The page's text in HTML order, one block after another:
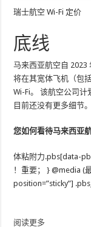
瑞士航空 Wi-Fi 定价
底线
马来西亚航空自 2023
将在其宽体飞机（包
Wi-Fi。 该航空公司
目前还没有更多细节。
您如何看待马来西亚
体粘附力.pbs[data-
！重要； } @media (
position=”sticky”]
阅读更多